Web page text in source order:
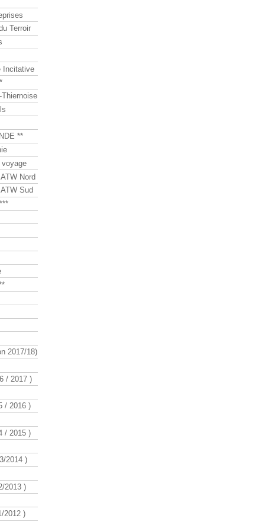
Terroir
Incitative
**
voyage
Nord
Sud
2017/18)
/ 2017 )
/ 2016 )
/ 2015 )
2014 )
2013 )
2012 )